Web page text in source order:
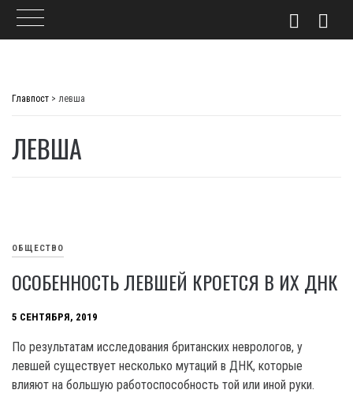
Главпост > левша
ЛЕВША
ОБЩЕСТВО
ОСОБЕННОСТЬ ЛЕВШЕЙ КРОЕТСЯ В ИХ ДНК
5 СЕНТЯБРЯ, 2019
По результатам исследования британских неврологов, у
левшей существует несколько мутаций в ДНК, которые
влияют на большую работоспособность той или иной руки.